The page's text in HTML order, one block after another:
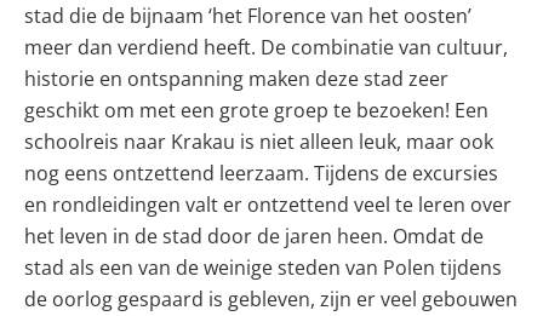
stad die de bijnaam ‘het Florence van het oosten’
meer dan verdiend heeft. De combinatie van cultuur,
historie en ontspanning maken deze stad zeer
geschikt om met een grote groep te bezoeken! Een
schoolreis naar Krakau is niet alleen leuk, maar ook
nog eens ontzettend leerzaam. Tijdens de excursies
en rondleidingen valt er ontzettend veel te leren over
het leven in de stad door de jaren heen. Omdat de
stad als een van de weinige steden van Polen tijdens
de oorlog gespaard is gebleven, zijn er veel gebouwen